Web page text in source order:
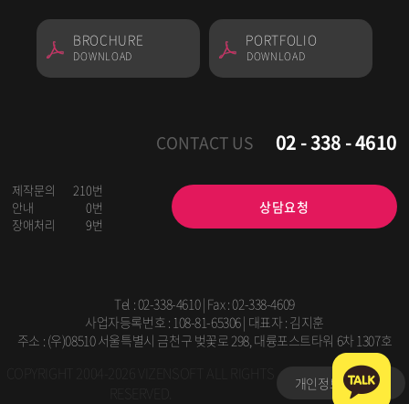
BROCHURE
DOWNLOAD
PORTFOLIO
DOWNLOAD
CONTACT US
제작문의
210번
안내
0번
장애처리
9번
02 - 338 - 4610
상담요청
Tel :02-338-4610| Fax : 02-338-4609
사업자등록번호 : 108-81-65306 | 대표자 : 김지훈
주소 : (우)08510 서울특별시 금천구 벚꽃로 298, 대륭포스트타워 6차 1307호
개인정보처리방침